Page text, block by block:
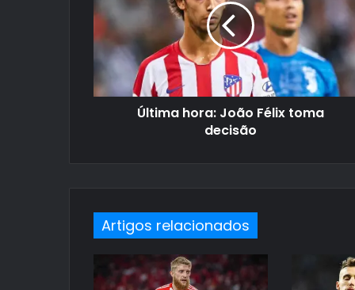
Última hora: João Félix toma
decisão
Artigos relacionados